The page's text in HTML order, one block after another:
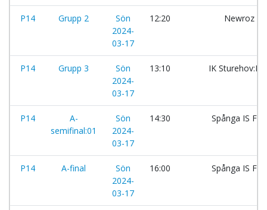
P14 Grupp 2
Sön
2024-
03-17
12:20 Newroz
P14 Grupp 3
Sön
2024-
03-17
13:10 IK
P14
A-
semifinal:01
Sön
2024-
03-17
14:30 Spånga IS FK
P14 A-final
Sön
2024-
03-17
16:00 Spånga IS FK